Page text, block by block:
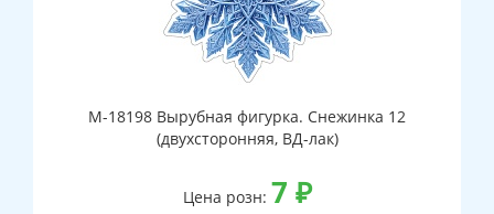
М-18198 Вырубная фигурка. Снежинка 12
(двухсторонняя, ВД-лак)
Цена розн: 7 ₽